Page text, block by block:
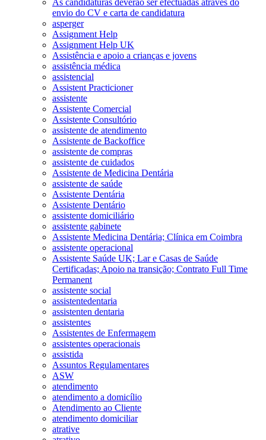
envio do CV e carta de candidatura
asperger
Assignment Help
Assignment Help UK
Assistência e apoio a crianças e jovens
assistência médica
assistencial
Assistent Practicioner
assistente
Assistente Comercial
Assistente Consultório
assistente de atendimento
Assistente de Backoffice
assistente de compras
assistente de cuidados
Assistente de Medicina Dentária
assistente de saúde
Assistente Dentária
Assistente Dentário
assistente domiciliário
assistente gabinete
Assistente Medicina Dentária; Clínica em Coimbra
assistente operacional
Assistente Saúde UK; Lar e Casas de Saúde
Certificadas; Apoio na transição; Contrato Full Time
Permanent
assistente social
assistentedentaria
assistenten dentaria
assistentes
Assistentes de Enfermagem
assistentes operacionais
assistida
Assuntos Regulamentares
ASW
atendimento
atendimento a domicílio
Atendimento ao Cliente
atendimento domiciliar
atrative